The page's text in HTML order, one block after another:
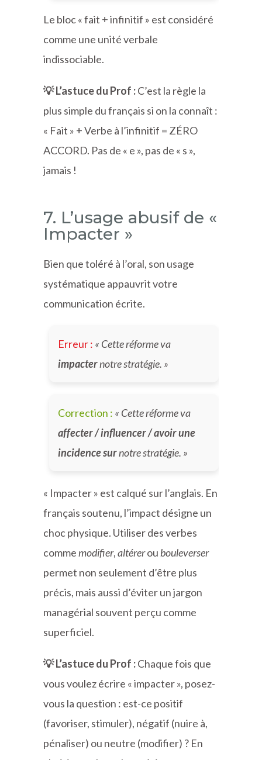
Le bloc « fait + infinitif » est considéré
comme une unité verbale
indissociable.
💡 L’astuce du Prof :C’est la règle la
plus simple du français si on la connaît :
« Fait » + Verbe à l’infinitif = ZÉRO
ACCORD. Pas de « e », pas de « s »,
jamais !
7. L’usage abusif de «
Impacter »
Bien que toléré à l’oral, son usage
systématique appauvrit votre
communication écrite.
Erreur : « Cette réforme va
impacternotre stratégie. »
Correction : « Cette réforme va
affecter / influencer / avoir une
incidence surnotre stratégie. »
« Impacter » est calqué sur l’anglais. En
français soutenu, l’impact désigne un
choc physique. Utiliser des verbes
commemodifier,altérerou bouleverser
permet non seulement d’être plus
précis, mais aussi d’éviter un jargon
managérial souvent perçu comme
superficiel.
💡 L’astuce du Prof :Chaque fois que
vous voulez écrire « impacter », posez-
vous la question : est-ce positif
(favoriser, stimuler), négatif (nuire à,
pénaliser) ou neutre (modifier) ? En